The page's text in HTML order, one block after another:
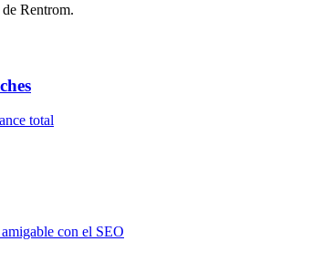
Rentrom.
total
con el SEO